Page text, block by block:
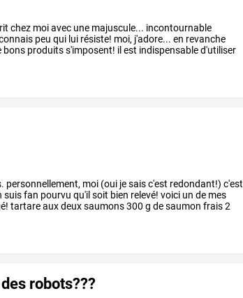
chez moiavec une majuscule... incontournable
peu qui lui résiste! moi, j'adore... en revanche
bons produitss'imposent! il est indispensabled'utiliser
personnellement, moi (oui jesaisc'est redondant!) c'est
suisfan pourvu qu'il soit bien relevé! voici un de mes
tartareauxdeuxsaumons300 g desaumon frais2
robots???